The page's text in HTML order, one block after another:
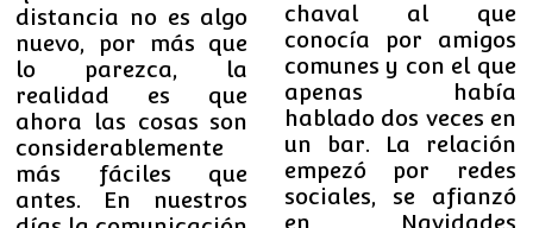
distancia no es algo
nuevo, por más que
lo parezca, la
realidad es que
ahora las cosas son
considerablemente
más fáciles que
antes. En nuestros
chaval al que
conocía por amigos
comunes y con el que
apenas había
hablado dos veces en
un bar. La relación
empezó por redes
sociales, se afianzó
en Navidades